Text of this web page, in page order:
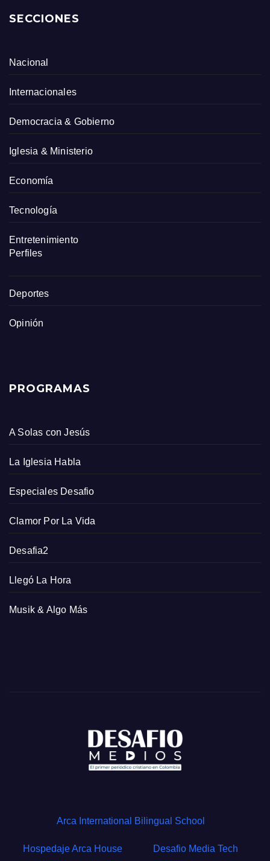
SECCIONES
Nacional
Internacionales
Democracia & Gobierno
Iglesia & Ministerio
Economía
Tecnología
Entretenimiento
Perfiles
Deportes
Opinión
PROGRAMAS
A Solas con Jesús
La Iglesia Habla
Especiales Desafio
Clamor Por La Vida
Desafia2
Llegó La Hora
Musik & Algo Más
Arca International Bilingual School
Hospedaje Arca House Desafio Media Tech